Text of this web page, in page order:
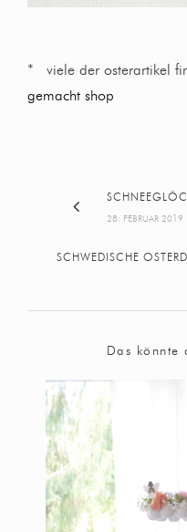
* viele der osterartikel
gemacht shop
28. FEBRUAR 2019
SCHWEDISCHE
Das könnte